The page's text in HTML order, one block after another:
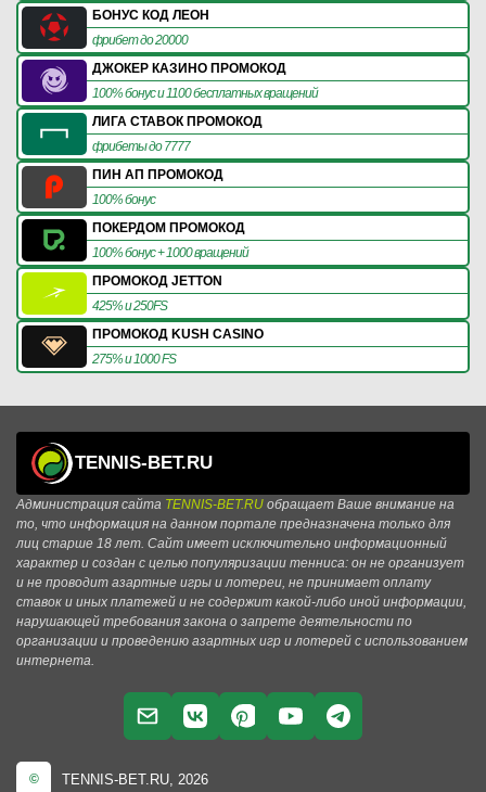
БОНУС КОД ЛЕОН
фрибет до 20000
ДЖОКЕР КАЗИНО ПРОМОКОД
100% бонус и 1100 бесплатных вращений
ЛИГА СТАВОК ПРОМОКОД
фрибеты до 7777
ПИН АП ПРОМОКОД
100% бонус
ПОКЕРДОМ ПРОМОКОД
100% бонус + 1000 вращений
ПРОМОКОД JETTON
425% и 250FS
ПРОМОКОД KUSH CASINO
275% и 1000 FS
TENNIS-BET.RU
Администрация сайта TENNIS-BET.RU обращает Ваше внимание на
то, что информация на данном портале предназначена только для
лиц старше 18 лет. Сайт имеет исключительно информационный
характер и создан с целью популяризации тенниса: он не организует
и не проводит азартные игры и лотереи, не принимает оплату
ставок и иных платежей и не содержит какой-либо иной информации,
нарушающей требования закона о запрете деятельности по
организации и проведению азартных игр и лотерей с использованием
интернета.
© TENNIS-BET.RU, 2026